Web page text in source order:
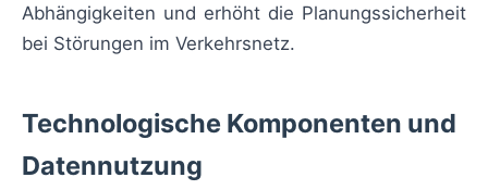
Abhängigkeiten und erhöht die Planungssicherheit
bei Störungen im Verkehrsnetz.
Technologische Komponenten und
Datennutzung